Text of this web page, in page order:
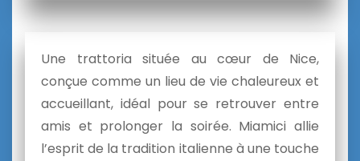
Une trattoria située au cœur de Nice,
conçue comme un lieu de vie chaleureux et
accueillant, idéal pour se retrouver entre
amis et prolonger la soirée. Miamici allie
l’esprit de la tradition italienne à une touche